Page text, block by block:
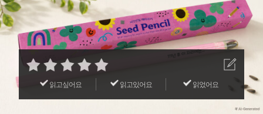
읽고싶어요 읽고있어요 읽었어요